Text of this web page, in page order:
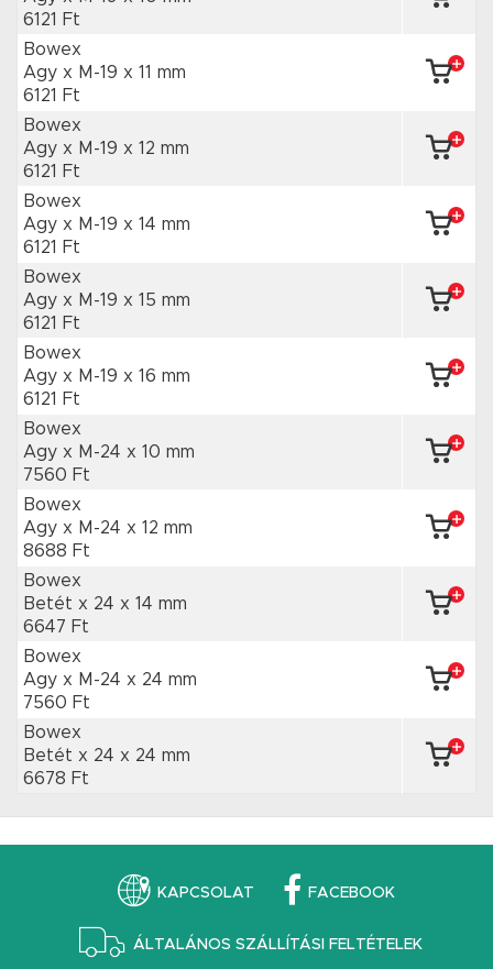
6121 Ft
Bowex
Agy x M-19 x 11 mm
6121 Ft
Bowex
Agy x M-19 x 12 mm
6121 Ft
Bowex
Agy x M-19 x 14 mm
6121 Ft
Bowex
Agy x M-19 x 15 mm
6121 Ft
Bowex
Agy x M-19 x 16 mm
6121 Ft
Bowex
Agy x M-24 x 10 mm
7560 Ft
Bowex
Agy x M-24 x 12 mm
8688 Ft
Bowex
Betét x 24 x 14 mm
6647 Ft
Bowex
Agy x M-24 x 24 mm
7560 Ft
Bowex
Betét x 24 x 24 mm
6678 Ft
KAPCSOLAT FACEBOOK
ÁLTALÁNOS SZÁLLÍTÁSI FELTÉTELEK